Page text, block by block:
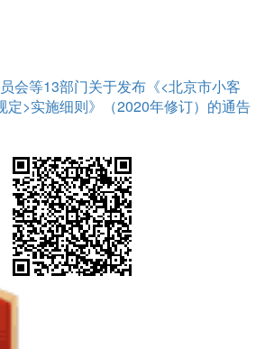
会等13部门关于发布《<北京市小客
定>实施细则》（2020年修订）的通告